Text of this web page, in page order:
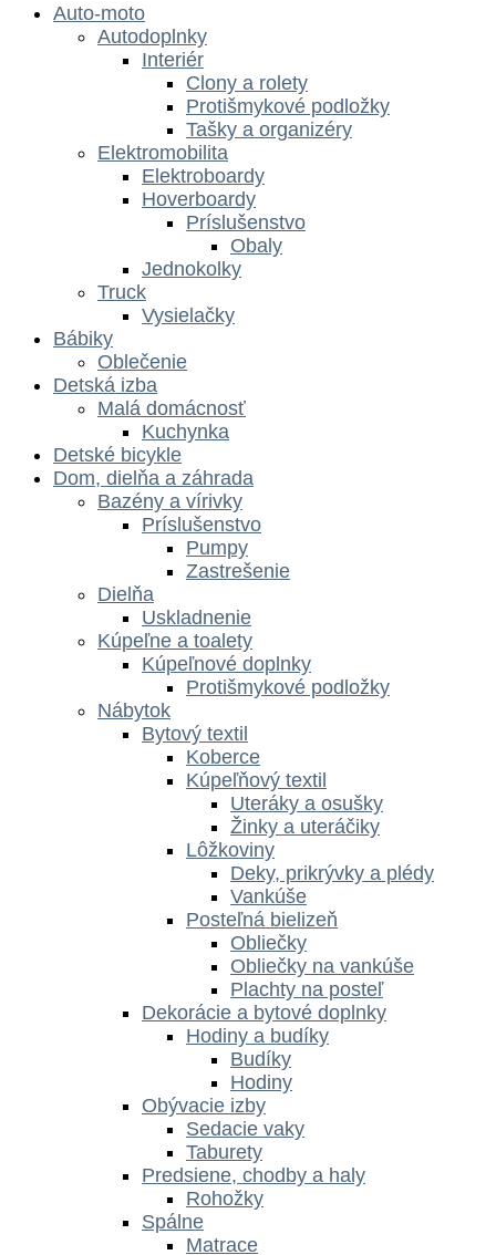
Auto-moto
Autodoplnky
Interiér
Clony a rolety
Protišmykové podložky
Tašky a organizéry
Elektromobilita
Elektroboardy
Hoverboardy
Príslušenstvo
Obaly
Jednokolky
Truck
Vysielačky
Bábiky
Oblečenie
Detská izba
Malá domácnosť
Kuchynka
Detské bicykle
Dom, dielňa a záhrada
Bazény a vírivky
Príslušenstvo
Pumpy
Zastrešenie
Dielňa
Uskladnenie
Kúpeľne a toalety
Kúpeľnové doplnky
Protišmykové podložky
Nábytok
Bytový textil
Koberce
Kúpeľňový textil
Uteráky a osušky
Žinky a uteráčiky
Lôžkoviny
Deky, prikrývky a plédy
Vankúše
Posteľná bielizeň
Obliečky
Obliečky na vankúše
Plachty na posteľ
Dekorácie a bytové doplnky
Hodiny a budíky
Budíky
Hodiny
Obývacie izby
Sedacie vaky
Taburety
Predsiene, chodby a haly
Rohožky
Spálne
Matrace